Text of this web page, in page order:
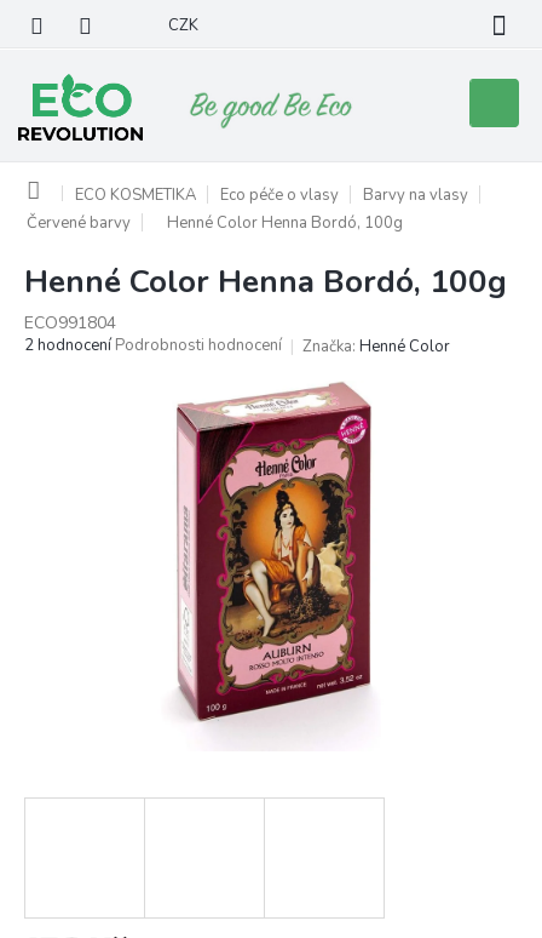
obsah
CZK
košík
Domů ECO KOSMETIKA Eco péče o vlasy
Barvy na vlasy
Červené barvy
Henné Color Henna Bordó, 100g
Henné Color Henna Bordó, 100g
ECO991804
Průměrné
2 hodnocení Podrobnosti hodnocení Značka: Henné Color